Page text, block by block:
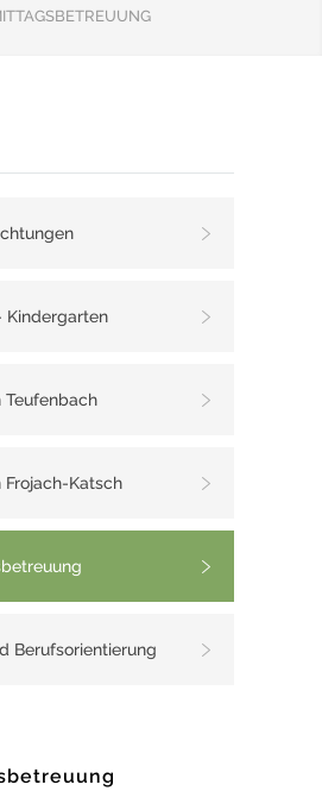
Kindergarten
Teufenbach
Frojach-Katsch
Berufsorientierung